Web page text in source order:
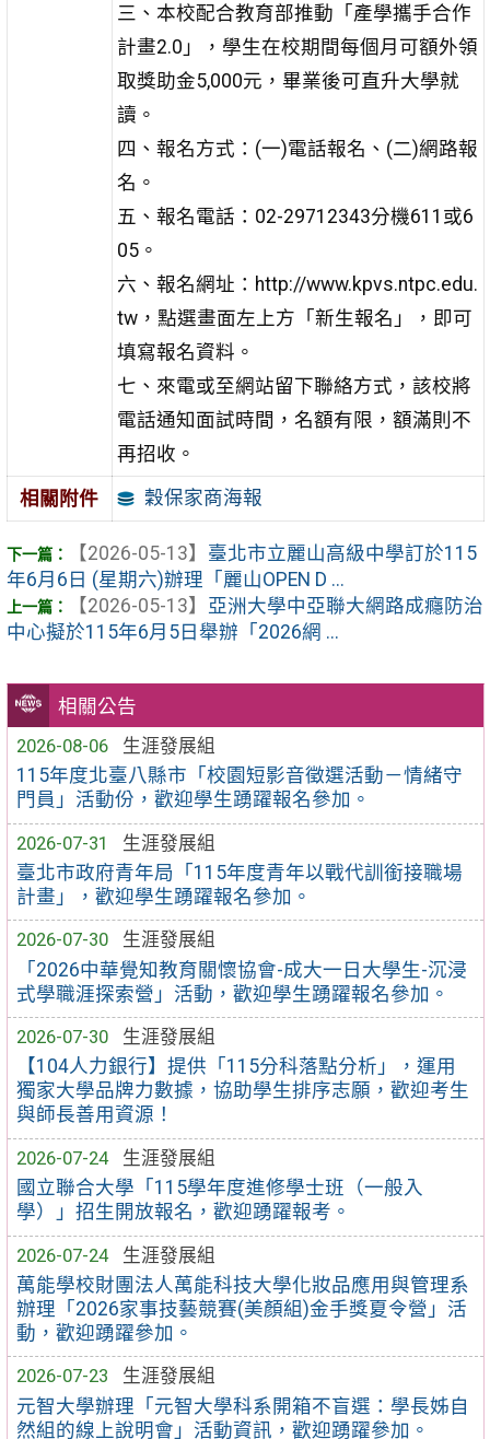
相關公告
2026-08-06
生涯發展組
115年度北臺八縣市「校園短影音徵選活動－情緒守
門員」活動份，歡迎學生踴躍報名參加。
2026-07-31
生涯發展組
臺北市政府青年局「115年度青年以戰代訓銜接職場
計畫」，歡迎學生踴躍報名參加。
2026-07-30
生涯發展組
「2026中華覺知教育關懷協會-成大一日大學生-沉浸
式學職涯探索營」活動，歡迎學生踴躍報名參加。
2026-07-30
生涯發展組
【104人力銀行】提供「115分科落點分析」，運用
獨家大學品牌力數據，協助學生排序志願，歡迎考生
與師長善用資源！
2026-07-24
生涯發展組
國立聯合大學「115學年度進修學士班（一般入
學）」招生開放報名，歡迎踴躍報考。
2026-07-24
生涯發展組
萬能學校財團法人萬能科技大學化妝品應用與管理系
辦理「2026家事技藝競賽(美顏組)金手獎夏令營」活
動，歡迎踴躍參加。
2026-07-23
生涯發展組
元智大學辦理「元智大學科系開箱不盲選：學長姊自
然組的線上說明會」活動資訊，歡迎踴躍參加。
三、本校配合教育部推動「產學攜手合作
計畫2.0」，學生在校期間每個月可額外領
取獎助金5,000元，畢業後可直升大學就
讀。
四、報名方式：(一)電話報名、(二)網路報
名。
五、報名電話：02-29712343分機611或6
05。
六、報名網址：http://www.kpvs.ntpc.edu.
tw，點選畫面左上方「新生報名」，即可
填寫報名資料。
七、來電或至網站留下聯絡方式，該校將
電話通知面試時間，名額有限，額滿則不
再招收。
相關附件 穀保家商海報
【2026-05-13】 臺北市立麗山高級中學訂於115
年6月6日 (星期六)辦理「麗山OPEN D ...
【2026-05-13】 亞洲大學中亞聯大網路成癮防治
中心擬於115年6月5日舉辦「2026網 ...